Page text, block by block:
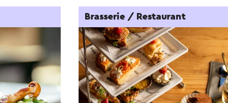
Brasserie / Restaurant